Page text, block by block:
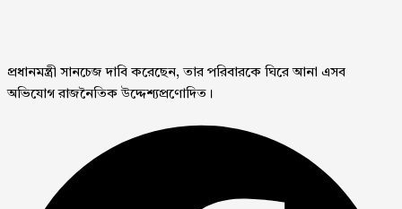
প্রধানমন্ত্রী সানচেজ দাবি করেছেন, তার পরিবারকে ঘিরে আনা এসব
অভিযোগ রাজনৈতিক উদ্দেশ্যপ্রণোদিত।